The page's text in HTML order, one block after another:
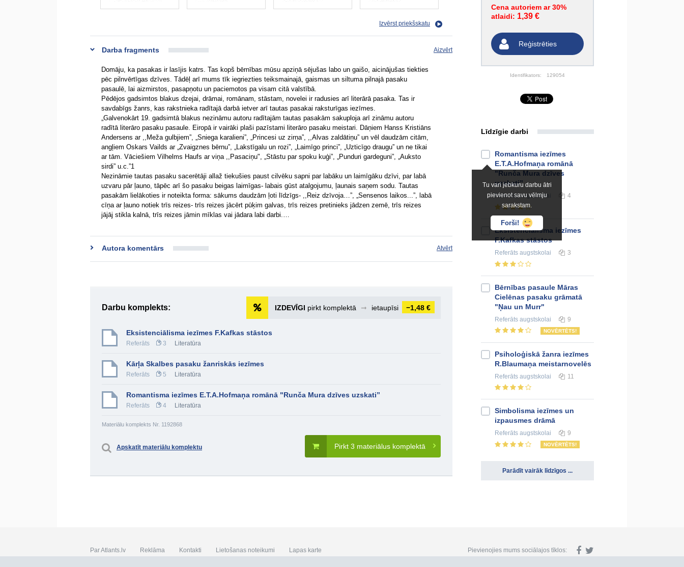
Cena autoriem ar 30%
atlaidi: 1,39 €
Reģistrēties
Identifikators: 129054
Izvērst priekšskatu
Darba fragments Aizvērt
Domāju, ka pasakas ir lasījis katrs. Tas kopš bērnības mūsu apziņā sējušas labo un gaišo, aicinājušas tiekties
pēc pilnvērtīgas dzīves. Tādēļ arī mums tīk iegriezties teiksmainajā, gaismas un siltuma pilnajā pasaku
pasaulē, lai aizmirstos, pasapņotu un paciemotos pa visam citā valstībā.
Pēdējos gadsimtos blakus dzejai, drāmai, romānam, stāstam, novelei ir radusies arī literārā pasaka. Tas ir
savdabīgs žanrs, kas rakstnieka radītajā darbā ietver arī tautas pasakai raksturīgas iezīmes.
„Galvenokārt 19. gadsimtā blakus nezināmu autoru radītajām tautas pasakām sakuploja arī zināmu autoru
radītā literāro pasaku pasaule. Eiropā ir vairāki plaši pazīstami literāro pasaku meistari. Dāņiem Hanss Kristiāns
Andersens ar ,,Meža gulbjiem”, „Sniega karalieni”, „Princesi uz zirņa”, ,,Alvas zaldātiņu” un vēl daudzām citām,
angļiem Oskars Vailds ar „Zvaigznes bērnu”, „Lakstīgalu un rozi”, „Laimīgo princi”, „Uzticīgo draugu” un ne tikai
ar tām. Vāciešiem Vilhelms Haufs ar viņa ,,Pasaciņu", „Stāstu par spoku kuģi”, „Punduri gardeguni”, „Auksto
sirdi” u.c.”1
Nezināmie tautas pasaku sacerētāji allaž tiekušies paust cilvēku sapni par labāku un laimīgāku dzīvi, par labā
uzvaru pār ļauno, tāpēc arī šo pasaku beigas laimīgas- labais gūst atalgojumu, ļaunais saņem sodu. Tautas
pasakām lielākoties ir noteikta forma: sākums daudzām ļoti līdzīgs- ,,Reiz dzīvoja…”, „Sensenos laikos...”, labā
cīņa ar ļauno notiek trīs reizes- trīs reizes jācērt pūķim galvas, trīs reizes pretinieks jādzen zemē, trīs reizes
jājāj stikla kalnā, trīs reizes jāmin mīklas vai jādara labi darbi.…
Autora komentārs Atvērt
Darbu komplekts: IZDEVĪGI pirkt komplektā ➞ ietaupīsi −1,48 €
Eksistenciālisma iezīmes F.Kafkas stāstos
Referāts 3 Literatūra
Kārļa Skalbes pasaku žanriskās iezīmes
Referāts 5 Literatūra
Romantisma iezīmes E.T.A.Hofmaņa romānā "Runča Mura dzīves uzskati”
Referāts 4 Literatūra
Materiālu komplekts Nr. 1192868
Pirkt 3 materiālus komplektā
Apskatīt materiālu komplektu
Līdzīgie darbi
Tu vari jebkuru darbu ātri
pievienot savu vēlmju
sarakstam.
Forši!
Romantisma iezīmes
E.T.A.Hofmaņa romānā
"Runča Mura dzīves
uzskati”
Referātsaugstskolai 4
Eksistenciālisma iezīmes
F.Kafkas stāstos
Referāts augstskolai 3
Bērnības pasaule Māras
Cielēnas pasaku grāmatā
"Ņau un Murr"
Referāts augstskolai 9
NOVĒRTĒTS!
Psiholoģiskā žanra iezīmes
R.Blaumaņa meistarnovelēs
Referāts augstskolai 11
Simbolisma iezīmes un
izpausmes drāmā
Referāts augstskolai 9
NOVĒRTĒTS!
Parādīt vairāk līdzīgos ...
Par Atlants.lv Reklāma Kontakti Lietošanas noteikumi Lapas karte Pievienojies mums sociālajos tīklos: